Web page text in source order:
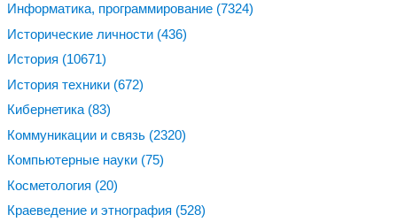
Информатика, программирование (7324)
Исторические личности (436)
История (10671)
История техники (672)
Кибернетика (83)
Коммуникации и связь (2320)
Компьютерные науки (75)
Косметология (20)
Краеведение и этнография (528)